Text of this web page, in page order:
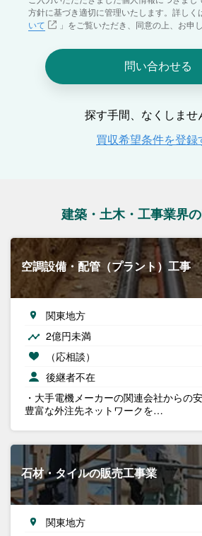
建築・土木・工事業界
空調設備・配管（プラント）工事
関東地方
2億円未満
（応相談）
後継者不在
・大手電機メーカーの関連会社からの
豊富な外注先ネットワークを…
石材・タイルの販売工事業
関東地方